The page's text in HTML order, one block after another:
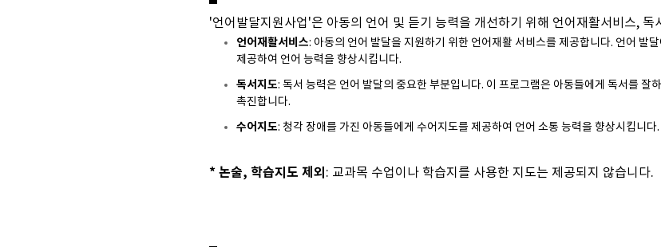
'언어발달지원사업'은 아동의 언어 및 듣기 능력을 개선하기 위해 언어재활서비스, 독
언어재활서비스: 아동의 언어 발달을 지원하기 위한 언어재활 서비스를 제공합니다. 언어 발
제공하여 언어 능력을 향상시킵니다.
독서지도: 독서 능력은 언어 발달의 중요한 부분입니다. 이 프로그램은 아동들에게 독서를 잘
촉진합니다.
수어지도: 청각 장애를 가진 아동들에게 수어지도를 제공하여 언어 소통 능력을 향상시킵니다.
* 논술, 학습지도 제외 : 교과목 수업이나 학습지를 사용한 지도는 제공되지 않습니다.